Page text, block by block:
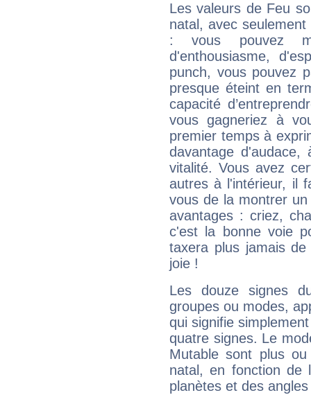
Les valeurs de Feu
natal, avec
: vous pouvez
d'enthousiasme,
punch, vous pouvez
presque éteint en
capacité
vous gagneriez à
premier temps à
davantage
vitalité. Vous avez
autres à l'intérieur, il
vous de la montrer
avantages : criez,
c'est la bonne voie
taxera plus jamais
joie !
Les douze signes
groupes ou modes,
qui signifie
quatre signes. Le
Mutable sont plus
natal, en fonction de
planètes et des